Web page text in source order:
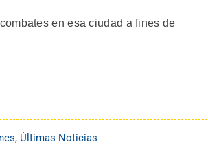
en esa ciudad a fines de
, Últimas Noticias